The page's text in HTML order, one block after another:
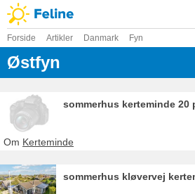
Forside Artikler Danmark Fyn
Østfyn
sommerhus kerteminde 20
Om Kerteminde
sommerhus kløvervej